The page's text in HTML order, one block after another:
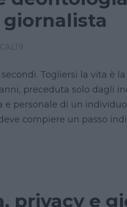
Togliersi la vita è
preceduta solo dagli
e personale di un
compiere un passo
privacy e